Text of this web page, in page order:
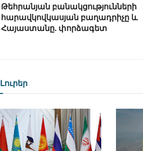
Թեհրանյան բանակցությունների
հարավկովկասյան բաղադրիչը և
Հայաստանը. փորձագետ
Լուրեր